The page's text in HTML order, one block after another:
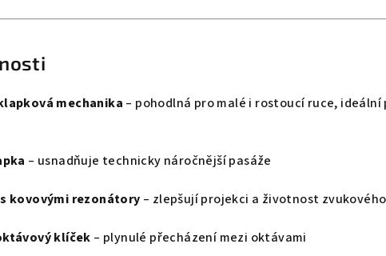
mechanika – pohodlná pro malé i rostoucí ruce, ideální
– usnadňuje technicky náročnější pasáže
kovovými rezonátory – zlepšují projekci a životnost
klíček – plynulé přecházení mezi oktávami